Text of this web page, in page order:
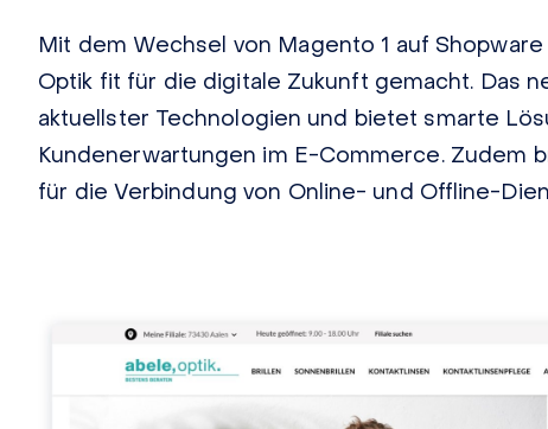
Mit dem Wechsel von Magento 1 auf
Optik fit für die digitale Zukunft gemacht. Das
aktuellster Technologien und bietet smarte
Kundenerwartungen im E-Commerce. Zudem
für die Verbindung von Online- und Offline-